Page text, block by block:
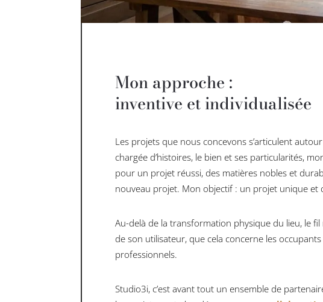
Mon approche :
inventive et individualisée
Les projets que nous concevons s’articulent
chargée d’histoires, le bien et ses particularités,
pour un projet réussi, des matières nobles et
nouveau projet. Mon objectif : un projet unique et
Au-delà de la transformation physique du lieu, le
de son utilisateur, que cela concerne les
professionnels.
Studio3i, c’est avant tout un ensemble de